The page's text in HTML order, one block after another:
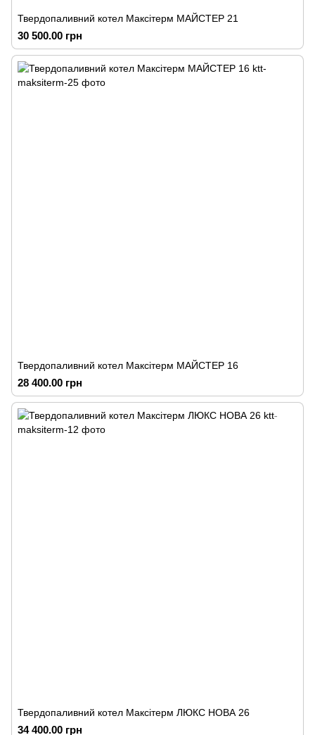
Твердопаливний котел Максітерм МАЙСТЕР 21
30 500.00 грн
Твердопаливний котел Максітерм МАЙСТЕР 16
28 400.00 грн
Твердопаливний котел Максітерм ЛЮКС НОВА 26
34 400.00 грн